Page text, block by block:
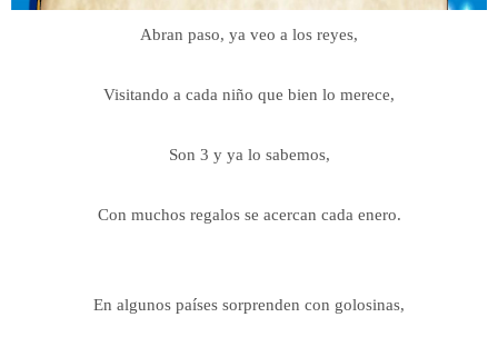
Abran paso, ya veo a los reyes,
Visitando a cada niño que bien lo merece,
Son 3 y ya lo sabemos,
Con muchos regalos se acercan cada enero.
En algunos países sorprenden con golosinas,